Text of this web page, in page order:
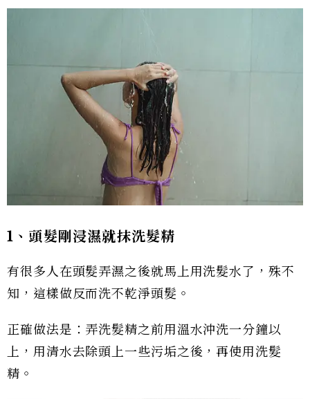
1、頭髮剛浸濕就抹洗髮精
有很多人在頭髮弄濕之後就馬上用洗髮水了，殊不
知，這樣做反而洗不乾淨頭髮。
正確做法是：弄洗髮精之前用溫水沖洗一分鐘以
上，用清水去除頭上一些污垢之後，再使用洗髮
精。